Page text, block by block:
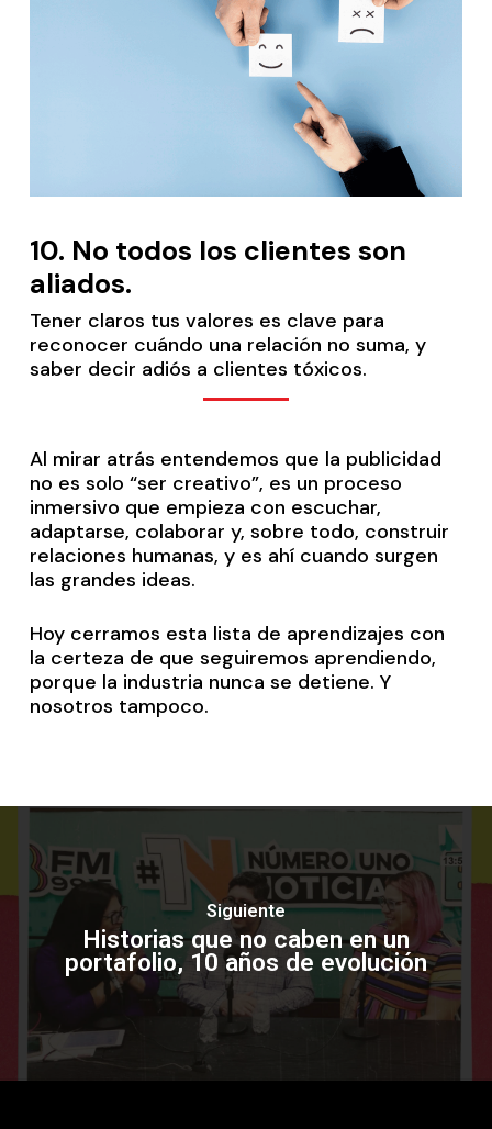
10. No todos los clientes son
aliados.
Tener claros tus valores es clave para
reconocer cuándo una relación no suma, y
saber decir adiós a clientes tóxicos.
Al mirar atrás entendemos que la publicidad
no es solo “ser creativo”, es un proceso
inmersivo que empieza con escuchar,
adaptarse, colaborar y, sobre todo, construir
relaciones humanas, y es ahí cuando surgen
las grandes ideas.
Hoy cerramos esta lista de aprendizajes con
la certeza de que seguiremos aprendiendo,
porque la industria nunca se detiene. Y
nosotros tampoco.
Siguiente
Historias que no caben en un
portafolio, 10 años de evolución